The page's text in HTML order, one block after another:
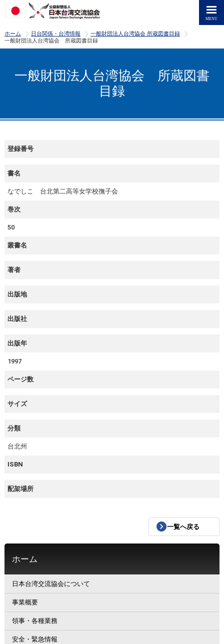
ホーム >
日台関係・台湾情報 >
一般財団法人台湾協会 所蔵図書目録
一般財団法人台湾協会 所蔵図書目録
一般財団法人台湾協会 所蔵図書
目録
登録番号
書名
なでしこ 台北第二高等女学校撫子会
巻次
50
叢書名
著者
出版地
出版社
出版年
1997
ページ数
サイズ
分類
台北州
ISBN
配架場所
一覧へ戻る
ホーム
日本台湾交流協会について
事業概要
領事・各種業務
安全・緊急情報